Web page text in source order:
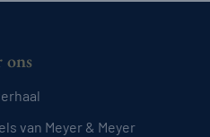
ons
van Meyer & Meyer